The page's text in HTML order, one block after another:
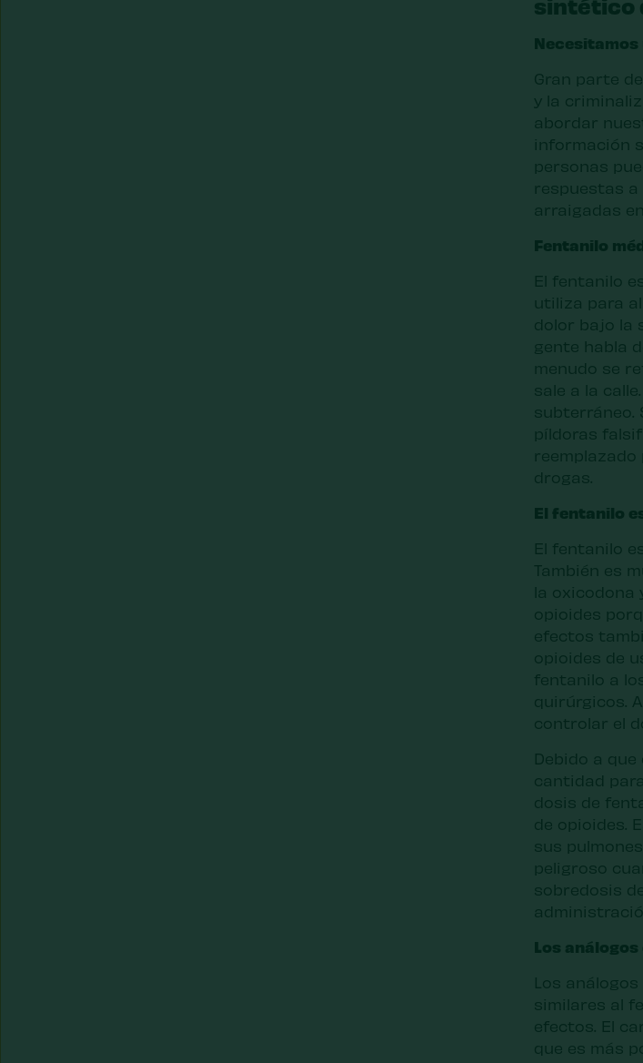
Gran parte
y la
abordar
información
personas
respuestas a
arraigadas
Fentanilo
El fentanilo
utiliza para
dolor bajo la
gente habla
menudo se
sale a la
subterráneo.
píldoras
drogas.
El fentanilo
El fentanilo
También es
la
opioides
efectos
opioides de
fentanilo a
quirúrgicos.
controlar el
Debido a
cantidad
dosis de
de opioides.
sus
peligroso
sobredosis
Los
Los
similares al
efectos. El
que es más